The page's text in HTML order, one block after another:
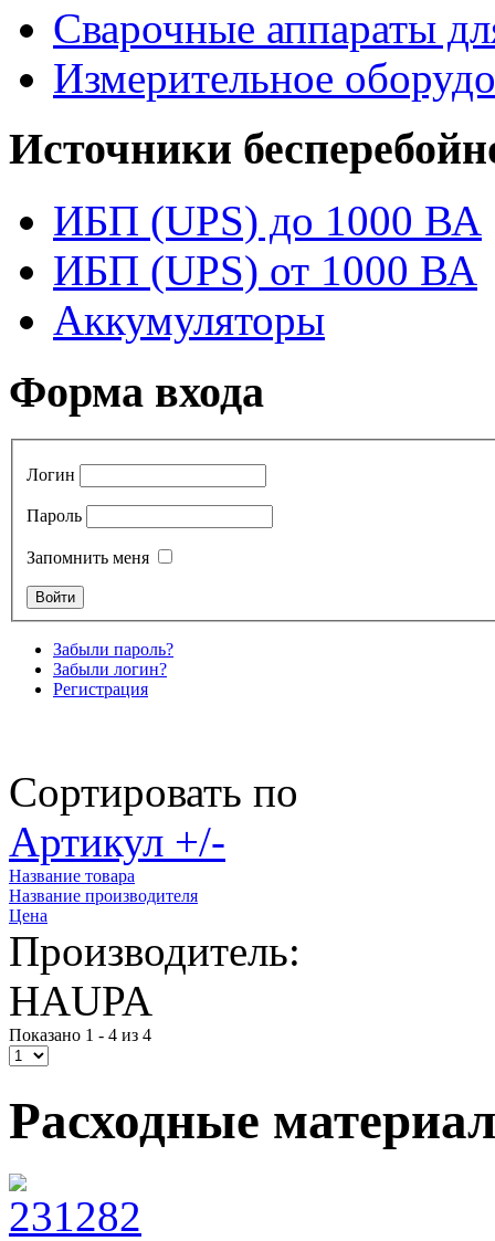
Сварочные аппараты
Измерительное
Источники
ИБП (UPS) до 1000 ВА
ИБП (UPS) от 1000 ВА
Аккумуляторы
Форма входа
Логин
Пароль
Запомнить меня
Забыли пароль?
Забыли логин?
Регистрация
Сортировать по
Артикул +/-
Название товара
Название производителя
Цена
Производитель:
HAUPA
Показано 1 - 4 из 4
Расходные